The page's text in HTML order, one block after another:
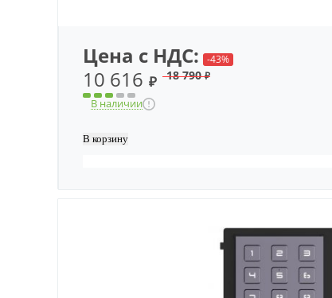
Цена с НДС: -43%
10 616₽ 18 790₽
В наличии